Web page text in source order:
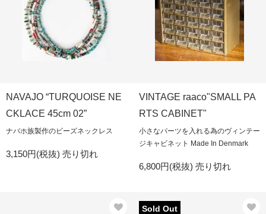
NAVAJO “TURQUOISE NE
CKLACE 45cm 02”
ナバホ族製作のビーズネックレス
3,150円(税抜) 売り切れ
VINTAGE raaco"SMALL PA
RTS CABINET"
小さなパーツを入れる為のヴィンテー
ジキャビネット Made In Denmark
6,800円(税抜) 売り切れ
Sold Out